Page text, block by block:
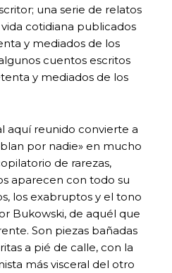
una serie de relatos
cotidiana publicados
y mediados de los
cuentos escritos
y mediados de los
aquí reunido convierte a
por nadie» en mucho
de rarezas,
aparecen con todo su
los exabruptos y el tono
Bukowski, de aquél que
Son piezas bañadas
a pié de calle, con la
más visceral del otro